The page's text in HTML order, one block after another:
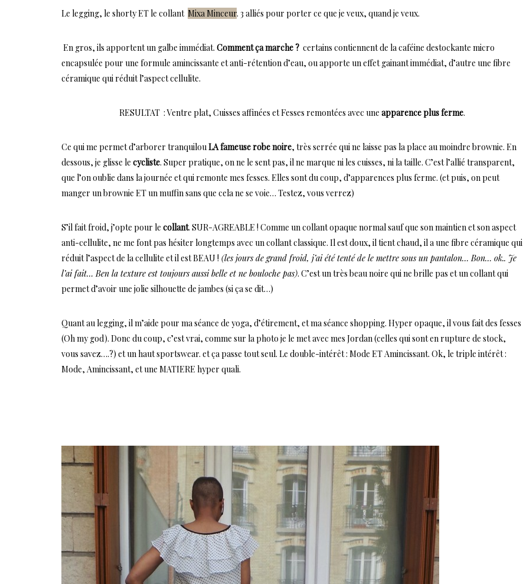
Le legging, le shorty ET le collant MixaMinceur. 3 alliés pour porter ce que je veux, quand je veux.
En gros, ils apportent un galbe immédiat. Comment ça marche ? certains contiennent de la caféine destockante micro
encapsulée pour une formule amincissante et anti-rétention d’eau, ou apporte un effet gainant immédiat, d’autre une fibre
céramique qui réduit l’aspect cellulite.
RESULTAT : Ventre plat, Cuisses affinées et Fesses remontées avec une apparence plus ferme.
Ce qui me permet d’arborer tranquilouLA fameuse robe noire, très serrée qui ne laisse pas la place au moindre brownie. En
dessous, je glisse le cycliste. Super pratique, on ne le sent pas, il ne marque ni les cuisses, ni la taille. C’est l’allié transparent,
que l’on oublie dans la journée et qui remonte mes fesses. Elles sont du coup, d’apparences plus ferme. (et puis, on peut
manger un brownie ET un muffin sans que cela ne se voie… Testez, vous verrez)
S’il fait froid, j’opte pour le collant. SUR-AGREABLE ! Comme un collant opaque normal sauf que son maintien et son aspect
anti-cellulite, ne me font pas hésiter longtemps avec un collant classique. Il est doux, il tient chaud, il a une fibre céramique qui
réduit l’aspect de la cellulite et il est BEAU ! (les jours de grand froid, j’ai été tenté de le mettre sous un pantalon… Bon… ok.. Je
l’ai fait… Ben la texture est toujours aussi belle et ne bouloche pas). C’est un très beau noire qui ne brille pas et un collant qui
permet d’avoir une jolie silhouette de jambes (si ça se dit…)
Quant au legging, il m’aide pour ma séance de yoga, d’étirement, et ma séance shopping. Hyper opaque, il vous fait des fesses
(Oh my god). Donc du coup, c’est vrai, comme sur la photo je le met avec mes Jordan (celles qui sont en rupture de stock,
vous savez….?) et un haut sportswear. et ça passe tout seul. Le double-intérêt : Mode ET Amincissant. Ok, le triple intérêt :
Mode, Amincissant, et une MATIERE hyper quali.